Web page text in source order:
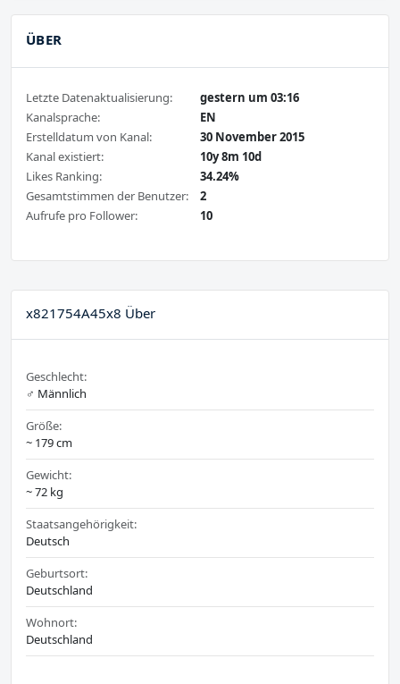
ÜBER
Letzte Datenaktualisierung:
gestern um 03:16
Kanalsprache:
EN
Erstelldatum von Kanal:
30 November 2015
Kanal existiert:
10y 8m 10d
Likes Ranking:
34.24%
Gesamtstimmen der Benutzer:
2
Aufrufe pro Follower:
10
x821754A45x8 Über
Geschlecht:
♂️ Männlich
Größe:
~ 179 cm
Gewicht:
~ 72 kg
Staatsangehörigkeit:
Deutsch
Geburtsort:
Deutschland
Wohnort:
Deutschland